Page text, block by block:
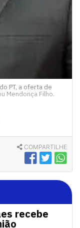
PT, a oferta de
Mendonça Filho.
COMPARTILHE
recebe